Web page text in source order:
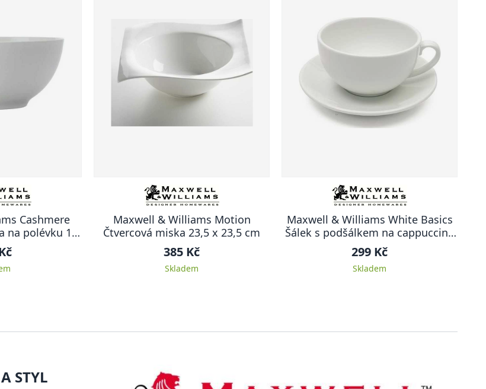
Cashmere
polévku 15
Maxwell & Williams Motion
Čtvercová miska 23,5 x 23,5 cm
385 Kč
Skladem
Maxwell & Williams White Basics
Šálek s podšálkem na cappuccino
320 ml,
299 Kč
Skladem
STYL